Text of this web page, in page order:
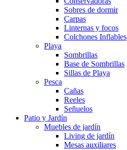
Sobres de dormir
Carpas
Linternas y focos
Colchones Inflables
Playa
Sombrillas
Base de Sombrillas
Sillas de Playa
Pesca
Cañas
Reeles
Señuelos
Patio y Jardín
Muebles de jardín
Living de jardín
Mesas auxiliares